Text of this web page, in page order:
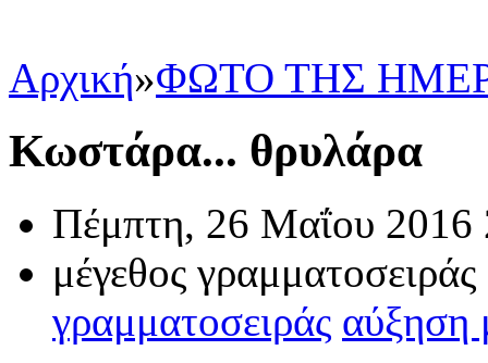
Αρχική»ΦΩΤΟ ΤΗΣ
Κωστάρα... θρυλάρα
Πέμπτη, 26 Μαΐου 2016
μέγεθος γραμματοσειράς
γραμματοσειράς αύξηση